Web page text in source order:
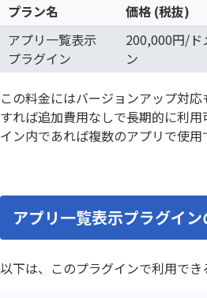
プラン名 価格 (税抜)
アプリ一覧表示
プラグイン
200,000円/ド
ン
この料金にはバージョンアップ対
すれば追加費用なしで長期的に利
イン内であれば複数のアプリで使用
アプリ一覧表示プラグイ
以下は、このプラグインで利用でき